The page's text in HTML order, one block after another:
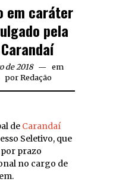
em caráter
pela
de 2018
em
por Redação
de Carandaí
Seletivo, que
prazo
no cargo de